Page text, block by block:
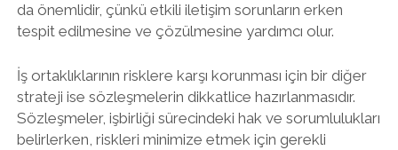
da önemlidir, çünkü etkili iletişim sorunların erken
tespit edilmesine ve çözülmesine yardımcı olur.
İş ortaklıklarının risklere karşı korunması için bir diğer
strateji ise sözleşmelerin dikkatlice hazırlanmasıdır.
Sözleşmeler, işbirliği sürecindeki hak ve sorumlulukları
belirlerken, riskleri minimize etmek için gerekli